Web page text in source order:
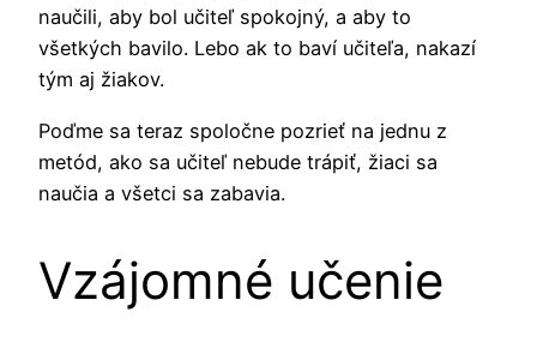
naučili, aby bol učiteľ spokojný, a aby to
všetkých bavilo. Lebo ak to baví učiteľa, nakazí
tým aj žiakov.
Poďme sa teraz spoločne pozrieť na jednu z
metód, ako sa učiteľ nebude trápiť, žiaci sa
naučia a všetci sa zabavia.
Vzájomné učenie